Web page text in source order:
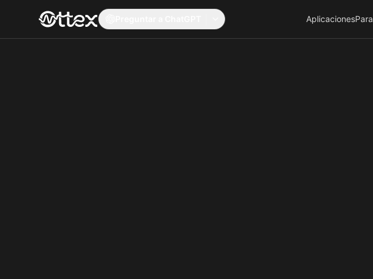
AplicacionesPara